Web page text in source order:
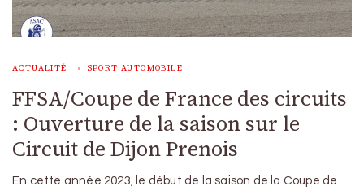
ACTUALITÉ SPORT AUTOMOBILE
FFSA/Coupe de France des circuits
: Ouverture de la saison sur le
Circuit de Dijon Prenois
En cette année 2023, le début de la saison de la Coupe de